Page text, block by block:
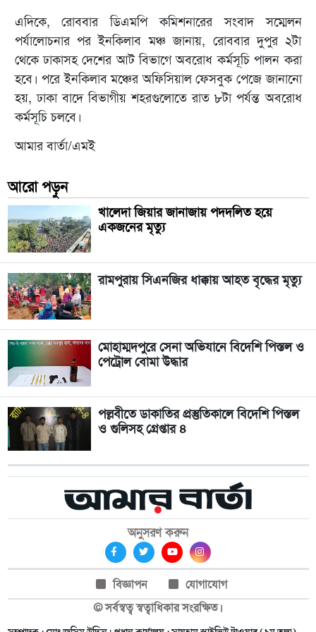
এদিকে, রোববার ডিএমপি কমিশনারের সংবাদ সম্মেলন
পর্যালোচনার পর ইনকিলাব মঞ্চ জানায়, রোববার দুপুর ২টা
থেকে ঢাকাসহ দেশের আট বিভাগে অবরোধ কর্মসূচি পালন করা
হবে। পরে ইনকিলাব মঞ্চের অফিসিয়াল ফেসবুক পেজে জানানো
হয়, ঢাকা বাদে বিভাগীয় শহরগুলোতে রাত ৮টা পর্যন্ত অবরোধ
কর্মসূচি চলবে।
আমার বার্তা/এমই
আরো পড়ুন
খালেদা জিয়ার জানাজায় পদদলিত হয়ে
একজনের মৃত্যু
রামপুরায় সিএনজির ধাক্কায় আহত বৃদ্ধের মৃত্যু
মোহাম্মদপুরে সেনা অভিযানে বিদেশি পিস্তল ও
পেট্রোল বোমা উদ্ধার
পল্লবীতে ডাকাতির প্রস্তুতিকালে বিদেশি পিস্তল
ও গুলিসহ গ্রেপ্তার ৪
অনুসরণ করুন
বিজ্ঞাপন
যোগাযোগ
© সর্বস্বত্ব স্বত্বাধিকার সংরক্ষিত।